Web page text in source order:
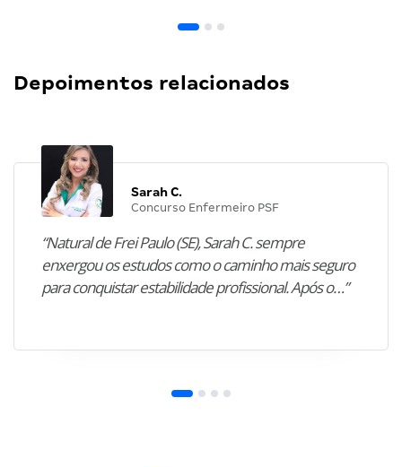
Depoimentos relacionados
Sarah C.
Concurso Enfermeiro PSF
“Natural de Frei Paulo (SE), Sarah C. sempre
enxergou os estudos como o caminho mais seguro
para conquistar estabilidade profissional. Após o…”